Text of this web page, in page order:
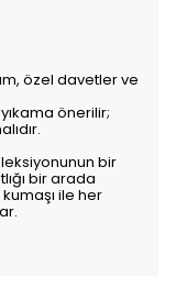
özel davetler ve
önerilir;
bir
bir arada
ile her